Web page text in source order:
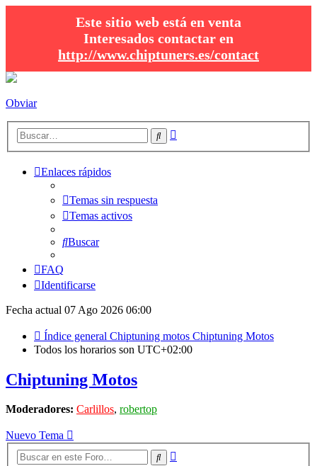
Este sitio web está en venta
Interesados contactar en
http://www.chiptuners.es/contact
Obviar
Buscar
Enlaces rápidos
Temas sin respuesta
Temas activos
Buscar
FAQ
Identificarse
Fecha actual 07 Ago 2026 06:00
Índice general Chiptuning motos Chiptuning Motos
Todos los horarios son UTC+02:00
Chiptuning Motos
Moderadores: Carlillos, robertop
Nuevo Tema
Buscar